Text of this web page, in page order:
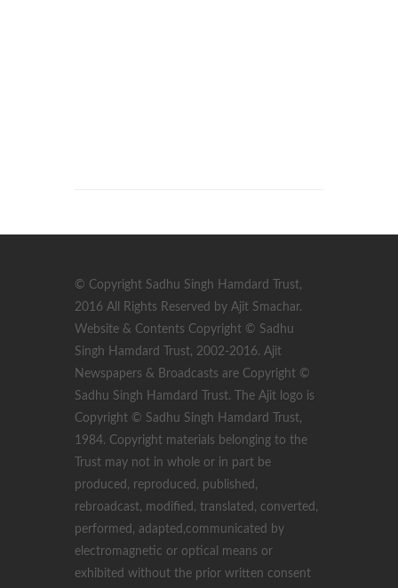
© Copyright Sadhu Singh Hamdard Trust,
2016 All Rights Reserved by Ajit Smachar.
Website & Contents Copyright © Sadhu
Singh Hamdard Trust, 2002-2016. Ajit
Newspapers & Broadcasts are Copyright ©
Sadhu Singh Hamdard Trust. The Ajit logo is
Copyright © Sadhu Singh Hamdard Trust,
1984. Copyright materials belonging to the
Trust may not in whole or in part be
produced, reproduced, published,
rebroadcast, modified, translated, converted,
performed, adapted,communicated by
electromagnetic or optical means or
exhibited without the prior written consent